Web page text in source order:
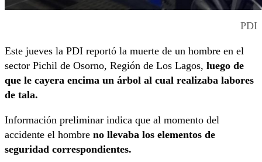
PDI
Este jueves la PDI reportó la muerte de un hombre en el
sector Pichil de Osorno, Región de Los Lagos, luego de
que le cayera encima un árbol al cual realizaba labores
de tala.
Información preliminar indica que al momento del
accidente el hombre no llevaba los elementos de
seguridad correspondientes.